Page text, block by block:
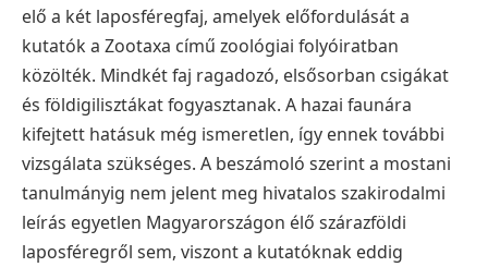
elő a két laposféregfaj, amelyek előfordulását a
kutatók a Zootaxa című zoológiai folyóiratban
közölték. Mindkét faj ragadozó, elsősorban csigákat
és földigilisztákat fogyasztanak. A hazai faunára
kifejtett hatásuk még ismeretlen, így ennek további
vizsgálata szükséges. A beszámoló szerint a mostani
tanulmányig nem jelent meg hivatalos szakirodalmi
leírás egyetlen Magyarországon élő szárazföldi
laposféregről sem, viszont a kutatóknak eddig